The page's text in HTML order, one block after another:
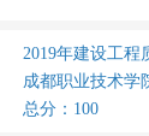
2019年建设工程
总分：100